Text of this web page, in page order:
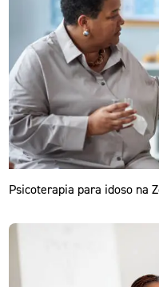
Psicoterapia para idoso na